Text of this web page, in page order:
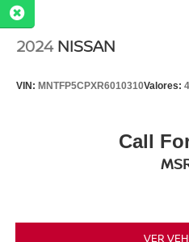
2024 NISSAN
VIN: MNTFP5CPXR6010310Valores:
Call
VER